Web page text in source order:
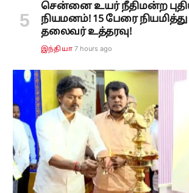
சென்னை உயர் நீதிமன்ற
நியமனம்! 15 பேரை நியமித்து
தலைவர் உத்தரவு!
இந்தியா 7 hours ago